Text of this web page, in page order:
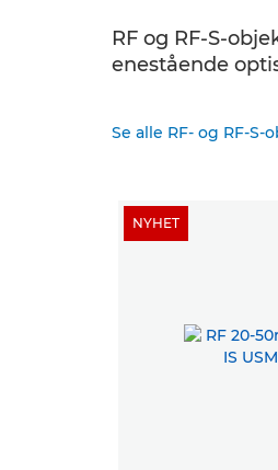
RF og RF-S-
enestående
Se alle RF- og RF-S-
NYHET